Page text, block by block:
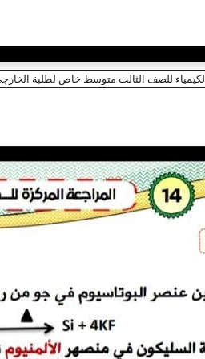
للصف الثالث متوسط خاص لطلبة